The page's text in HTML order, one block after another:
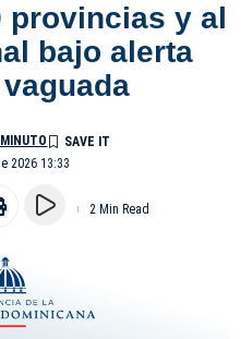
provincias y al
bajo alerta
2026 13:33
2 Min Read